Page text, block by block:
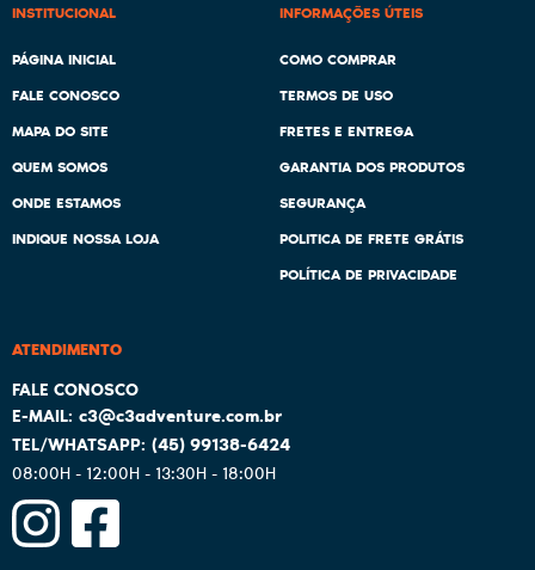
INSTITUCIONAL
PÁGINA INICIAL
FALE CONOSCO
MAPA DO SITE
QUEM SOMOS
ONDE ESTAMOS
INDIQUE NOSSA LOJA
INFORMAÇÕES ÚTEIS
COMO COMPRAR
TERMOS DE USO
FRETES E ENTREGA
GARANTIA DOS PRODUTOS
SEGURANÇA
POLITICA DE FRETE GRÁTIS
POLÍTICA DE PRIVACIDADE
ATENDIMENTO
(45)99138-6424
08:00H - 12:00H - 13:30H - 18:00H
c3@c3adventure.com.br